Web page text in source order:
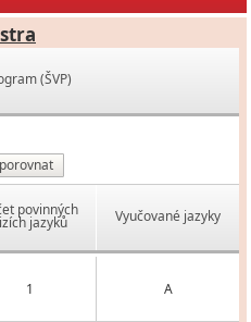
(ŠVP)
porovnat
povinných
jazyků Vyučované jazyky
1 A